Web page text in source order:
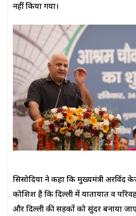
नहीं किया गया।
सिसोदिया ने कहा कि मुख्यमंत्री अरविंद
कोशिश है कि दिल्ली में यातायात व
और दिल्ली की सड़कों को सुंदर बनाया